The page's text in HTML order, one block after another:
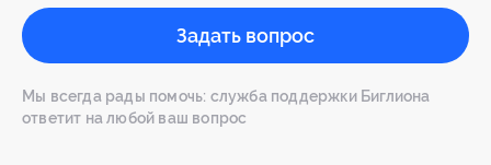
Задать вопрос
Мы всегда рады помочь: служба поддержки Биглиона
ответит на любой ваш вопрос